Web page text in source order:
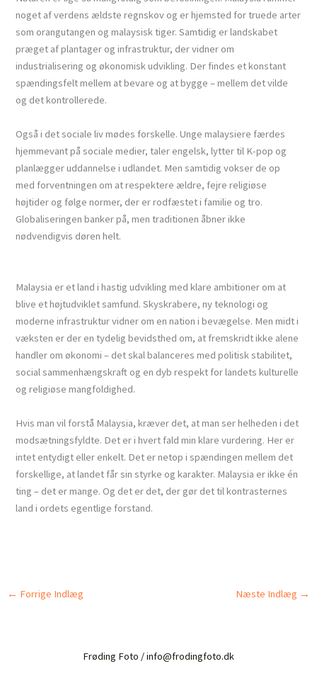
noget af verdens ældste regnskov og er hjemsted for truede arter
som orangutangen og malaysisk tiger. Samtidig er landskabet
præget af plantager og infrastruktur, der vidner om
industrialisering og økonomisk udvikling. Der findes et konstant
spændingsfelt mellem at bevare og at bygge – mellem det vilde
og det kontrollerede.
Også i det sociale liv mødes forskelle. Unge malaysiere færdes
hjemmevant på sociale medier, taler engelsk, lytter til K-pop og
planlægger uddannelse i udlandet. Men samtidig vokser de op
med forventningen om at respektere ældre, fejre religiøse
højtider og følge normer, der er rodfæstet i familie og tro.
Globaliseringen banker på, men traditionen åbner ikke
nødvendigvis døren helt.
Malaysia er et land i hastig udvikling med klare ambitioner om at
blive et højtudviklet samfund. Skyskrabere, ny teknologi og
moderne infrastruktur vidner om en nation i bevægelse. Men midt i
væksten er der en tydelig bevidsthed om, at fremskridt ikke alene
handler om økonomi – det skal balanceres med politisk stabilitet,
social sammenhængskraft og en dyb respekt for landets kulturelle
og religiøse mangfoldighed.
Hvis man vil forstå Malaysia, kræver det, at man ser helheden i det
modsætningsfyldte. Det er i hvert fald min klare vurdering. Her er
intet entydigt eller enkelt. Det er netop i spændingen mellem det
forskellige, at landet får sin styrke og karakter. Malaysia er ikke én
ting – det er mange. Og det er det, der gør det til kontrasternes
land i ordets egentlige forstand.
← Forrige Indlæg Næste Indlæg →
Frøding Foto / info@frodingfoto.dk